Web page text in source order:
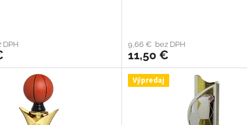
9,66 € bez DPH
11,50 €
Výpredaj